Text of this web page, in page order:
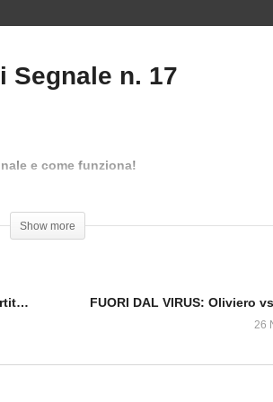
e feti abortiti n.13
Segnale n. 17
e come funziona!
Show more
FUORI DAL VIRUS: Virus, vaccini e feti abortiti n.13
FUORI DAL VIRUS: Oliviero
26